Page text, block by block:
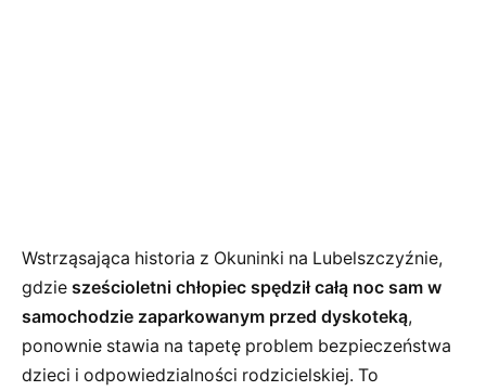
Wstrząsająca historia z Okuninki na Lubelszczyźnie,
gdzie sześcioletni chłopiec spędził całą noc sam w
samochodzie zaparkowanym przed dyskoteką,
ponownie stawia na tapetę problem bezpieczeństwa
dzieci i odpowiedzialności rodzicielskiej. To